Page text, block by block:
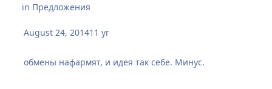
in Предложения
August 24, 201411 yr
обмены нафармят, и идея так себе. Минус.